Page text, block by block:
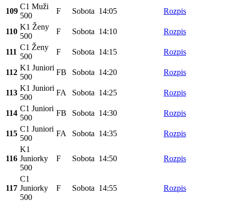
109
C1 Muži
500
F Sobota 14:05 Rozpis
110
K1 Ženy
500
F Sobota 14:10 Rozpis
111
C1 Ženy
500
F Sobota 14:15 Rozpis
112
K1 Juniori
500
FB Sobota 14:20 Rozpis
113
K1 Juniori
500
FA Sobota 14:25 Rozpis
114
C1 Juniori
500
FB Sobota 14:30 Rozpis
115
C1 Juniori
500
FA Sobota 14:35 Rozpis
116
K1
Juniorky
500
F Sobota 14:50 Rozpis
117
C1
Juniorky
500
F Sobota 14:55 Rozpis